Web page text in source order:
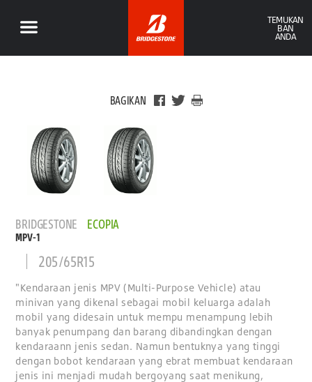
TEMUKAN
BAN
ANDA
BAGIKAN
BRIDGESTONE ECOPIA
MPV-1
205/65R15
"Kendaraan jenis MPV (Multi-Purpose Vehicle) atau
minivan yang dikenal sebagai mobil keluarga adalah
mobil yang didesain untuk mempu menampung lebih
banyak penumpang dan barang dibandingkan dengan
kendaraann jenis sedan. Namun bentuknya yang tinggi
dengan bobot kendaraan yang ebrat membuat kendaraan
jenis ini menjadi mudah bergoyang saat menikung,